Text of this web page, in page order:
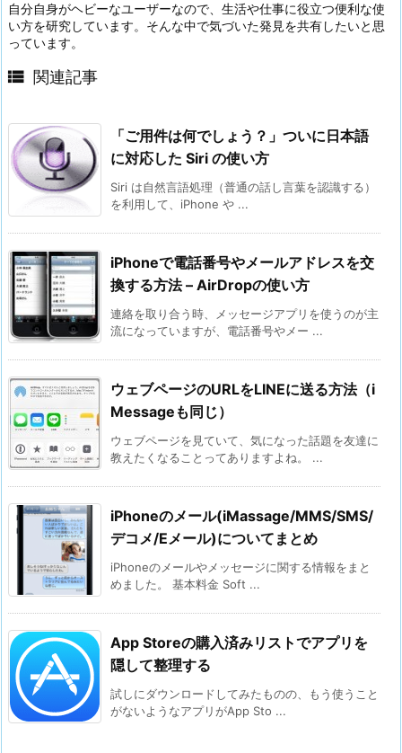
自分自身がヘビーなユーザーなので、生活や仕事に役立つ便利な使
い方を研究しています。そんな中で気づいた発見を共有したいと思
っています。
 関連記事
「ご用件は何でしょう？」ついに日本語
に対応した Siri の使い方
Siri は自然言語処理（普通の話し言葉を認識する）
を利用して、iPhone や ...
iPhoneで電話番号やメールアドレスを交
換する方法 – AirDropの使い方
連絡を取り合う時、メッセージアプリを使うのが主
流になっていますが、電話番号やメー ...
ウェブページのURLをLINEに送る方法（i
Messageも同じ）
ウェブページを見ていて、気になった話題を友達に
教えたくなることってありますよね。 ...
iPhoneのメール(iMassage/MMS/SMS/
デコメ/Eメール)についてまとめ
iPhoneのメールやメッセージに関する情報をまと
めました。 基本料金 Soft ...
App Storeの購入済みリストでアプリを
隠して整理する
試しにダウンロードしてみたものの、もう使うこと
がないようなアプリがApp Sto ...